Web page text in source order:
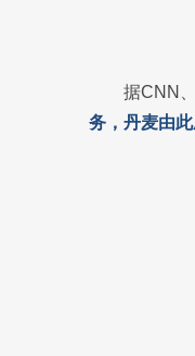
据CNN
务，丹麦由